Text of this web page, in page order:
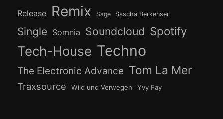
Release Remix Sage Sascha Berkenser
Single Somnia Soundcloud Spotify
Tech-House Techno
The Electronic Advance Tom La Mer
Traxsource Wild und Verwegen Yvy Fay